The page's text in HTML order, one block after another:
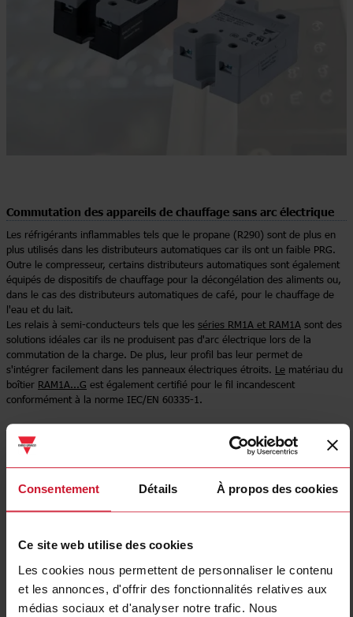
Consentement Détails À propos des cookies
Ce site web utilise des cookies
Les cookies nous permettent de personnaliser le contenu
et les annonces, d'offrir des fonctionnalités relatives aux
médias sociaux et d'analyser notre trafic. Nous
Commutation des appareils de chauffage sans arc électrique
Les réfrigérants inflammables tels que le propane (R290) sont de plus en
plus utilisés dans les distributeurs automatiques car ils ont un faible PRG.
Outre le compresseur, certains distributeurs automatiques sont également
équipés de dispositifs de chauffage pour la décongélation des aliments ou,
dans le cas des distributeurs automatiques de café, pour le chauffage de
l'eau et du lait.
Les relais à semi-conducteurs tels que les séries RM1A et RAM1A sont des
solutions idéales car ils ne produisent pas d'arc électrique lors de la
commutation de la charge. De plus, leur profil bas leur permet de
s'intégrer facilement dans les panneaux électriques étroits. Le matériau du
boîtier RAM1A...G est également certifié pour le fil incandescent
conformément à la norme IEC/EN 60335-1.
Sélectionnez un produit